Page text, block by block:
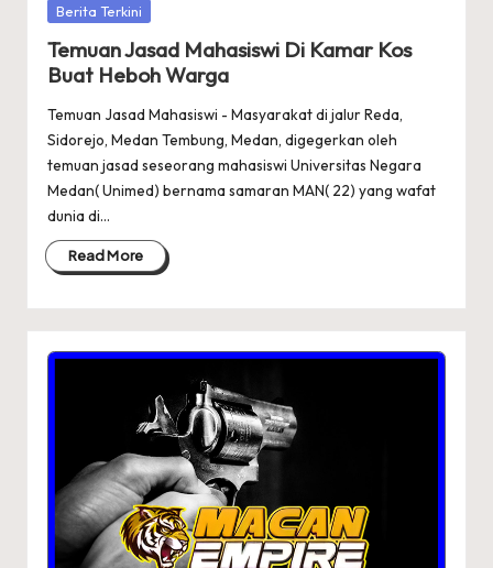
Posted
Berita Terkini
Temuan Jasad Mahasiswi Di Kamar Kos
Buat Heboh Warga
Temuan Jasad Mahasiswi - Masyarakat di jalur Reda,
Sidorejo, Medan Tembung, Medan, digegerkan oleh
temuan jasad seseorang mahasiswi Universitas Negara
Medan( Unimed) bernama samaran MAN( 22) yang wafat
dunia di…
Read More